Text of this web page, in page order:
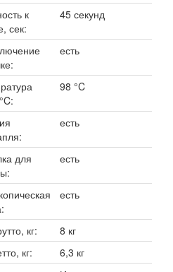
к
сек:
45 секунд
есть
98 °C
есть
для
есть
есть
кг:
8 кг
кг:
6,3 кг